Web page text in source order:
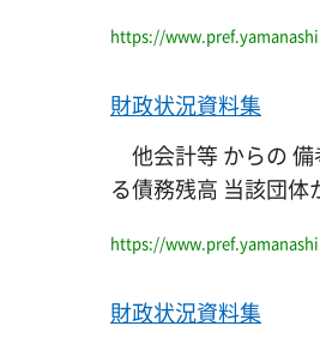
https://
財政状況資料集
他会計等 からの
る債務残高 当該団
https://
財政状況資料集